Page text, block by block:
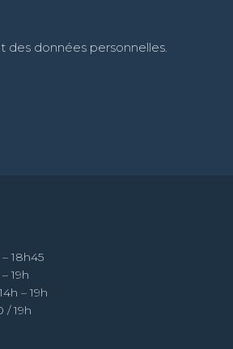
données personnelles.
18h45
19h
– 19h
/ 19h